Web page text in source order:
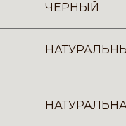
ЧЕРНЫЙ